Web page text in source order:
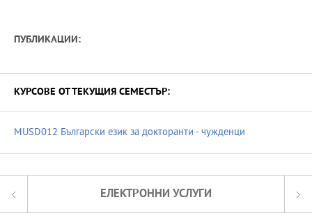
ПУБЛИКАЦИИ:
КУРСОВЕ ОТ ТЕКУЩИЯ СЕМЕСТЪР:
MUSD012 Български език за докторанти - чужденци
ЕЛЕКТРОННИ УСЛУГИ